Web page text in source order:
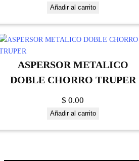
Añadir al carrito
ASPERSOR METALICO
DOBLE CHORRO TRUPER
$ 0.00
Añadir al carrito